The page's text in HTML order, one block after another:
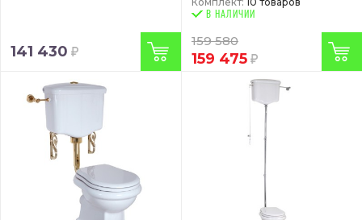
141 430
В НАЛИЧИИ
159 580
159 475